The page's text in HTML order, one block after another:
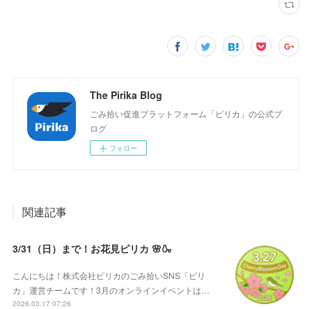
The Pirika Blog
ごみ拾い促進プラットフォーム「ピリカ」の公式ブ
ログ
フォロー
関連記事
3/31（日）まで！お花見ピリカ 🌸🍶
こんにちは！株式会社ピリカのごみ拾いSNS「ピリ
カ」運営チームです！3月のオンラインイベントは…
2026.03.17 07:26